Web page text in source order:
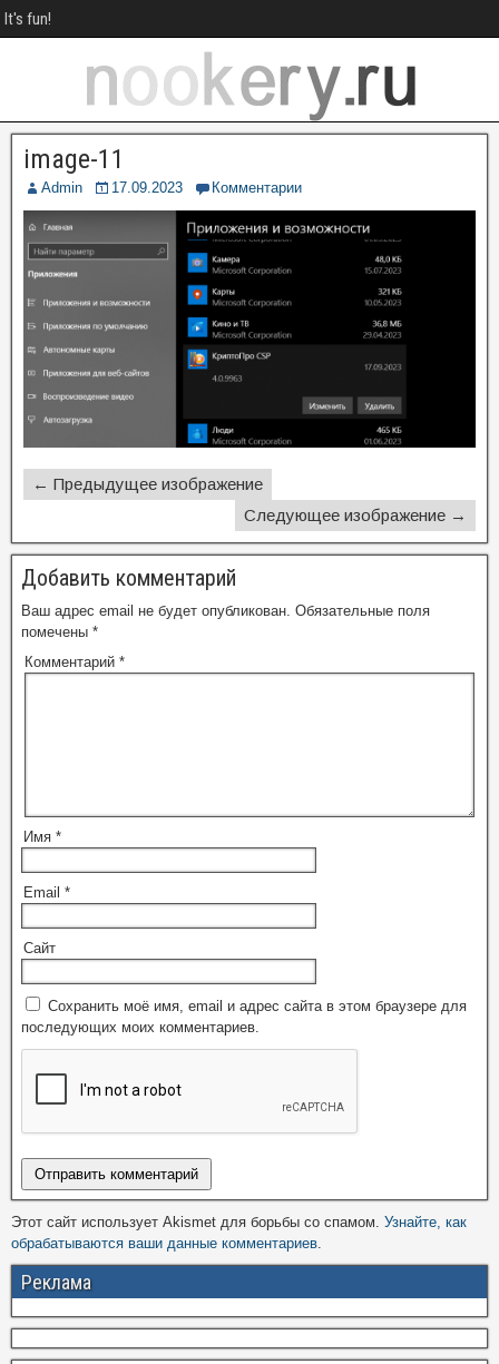
It's fun!
image-11
Admin 17.09.2023 Комментарии
← Предыдущее изображение
Следующее изображение →
Добавить комментарий
Ваш адрес email не будет опубликован. Обязательные поля
помечены *
Комментарий *
Имя *
Email *
Сайт
Сохранить моё имя, email и адрес сайта в этом браузере для
последующих моих комментариев.
Этот сайт использует Akismet для борьбы со спамом. Узнайте, как
обрабатываются ваши данные комментариев
Реклама